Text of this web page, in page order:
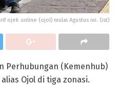
ojek online (ojol) mulai Agustus ini. (ist)
Perhubungan (Kemenhub)
Ojol di tiga zonasi.